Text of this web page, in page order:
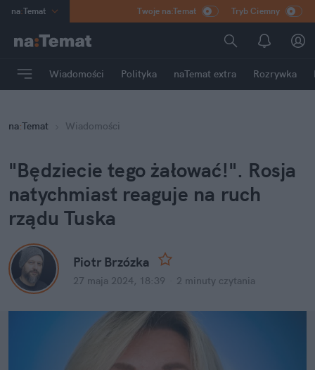
na:Temat
Poland
mama
Rozrywka
Twoje na:Temat Tryb Ciemny
Wiadomości Polityka naTemat extra Rozrywka
na:Temat Wiadomości
"Będziecie tego żałować!". Rosja
natychmiast reaguje na ruch
rządu Tuska
Piotr Brzózka
27 maja 2024, 18:39 2 minuty czytania